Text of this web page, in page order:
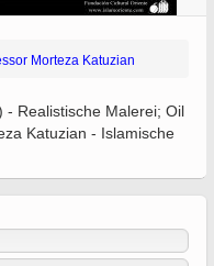
Morteza Katuzian
- Realistische Malerei; Oil
Katuzian - Islamische